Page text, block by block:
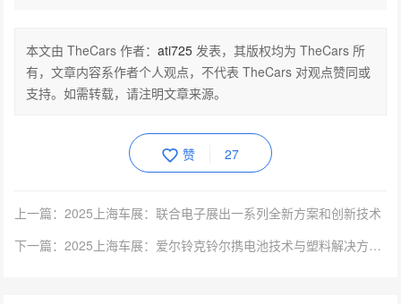
本文由 TheCars 作者：ati725 发表，其版权均为 TheCars 所
有，文章内容系作者个人观点，不代表 TheCars 对观点赞同或
支持。如需转载，请注明文章来源。
赞 27
上一篇：2025上海车展：联合电子展出一系列全新方案和创新技术
下一篇：2025上海车展：爱尔铃克铃尔携电池技术与塑料解决方案亮相